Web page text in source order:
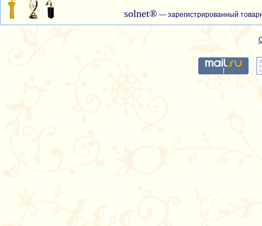
solnet® — зарегистрированный